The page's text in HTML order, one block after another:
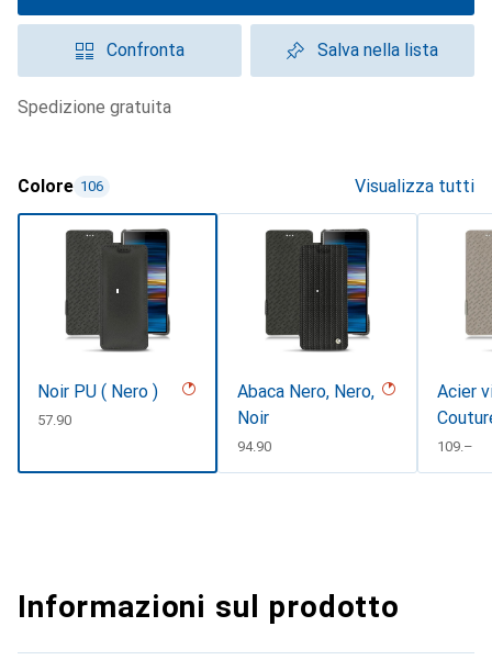
Confronta Salva nella lista
spedizione gratuita
Colore 106 Visualizza tutti
Noir PU ( Nero )
CHF
57.90
Abaca Nero, Nero,
Noir
CHF
94.90
Acier
CHF
109.–
Informazioni sul prodotto